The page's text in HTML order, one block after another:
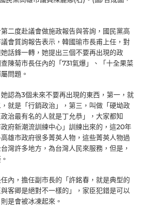
二度赴議會做施政報告與答詢，國民黨高
會質詢報告表示，韓國瑜市長甫上任，對
話鋒一轉，她提出三個不要再出現的政
陳菊市長任內的「731氣爆」、「十全果菜
問題。
認為3個未來不要再出現的東西，第一，就
就是「行銷政治」，第三，叫做「硬坳政
治最有名的人就是丁允恭」，大家都知
府新潮流訓練中心」訓練出來的，這20年
雄市政府很多菁英人物，這些菁英人物過
灣許多地方，為台灣人民來服務，但是，
內，擔任副市長的「許銘春，就是典型的
客卿是絕對不一樣的」，家臣犯錯是可以
是會被冰凍起來。